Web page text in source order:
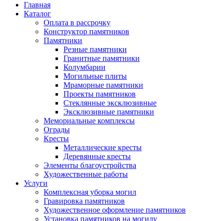
Главная
Каталог
Оплата в рассрочку
Конструктор памятников
Памятники
Резные памятники
Гранитные памятники
Колумбарии
Могильные плиты
Мраморные памятники
Проекты памятников
Стеклянные эксклюзивные
Эксклюзивные памятники
Мемориальные комплексы
Ограды
Кресты
Металлические кресты
Деревянные кресты
Элементы благоустройства
Художественные работы
Услуги
Комплексная уборка могил
Гравировка памятников
Художественное оформление памятников
Установка памятников на могилу